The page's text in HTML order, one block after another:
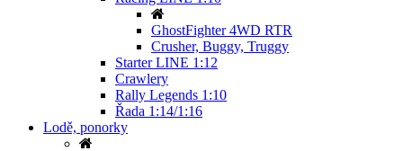
GhostFighter 4WD RTR
Crusher, Buggy, Truggy
Starter LINE 1:12
Crawlery
Rally Legends 1:10
Řada 1:14/1:16
Lodě, ponorky